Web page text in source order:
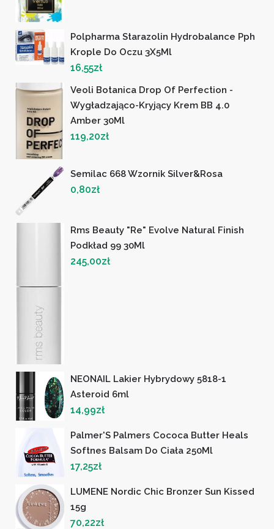
Polpharma Starazolin Hydrobalance Pph
Krople Do Oczu 3X5Ml
16,55zł
Veoli Botanica Drop Of Perfection -
Wygładzająco-Kryjący Krem BB 4.0
Amber 30Ml
119,20zł
Semilac 668 Wzornik Silver&Rosa
0,80zł
Rms Beauty "Re" Evolve Natural Finish
Podkład 99 30Ml
245,00zł
NEONAIL Lakier Hybrydowy 5818-1
Asteroid 6ml
14,99zł
Palmer'S Palmers Cococa Butter Heals
Softnes Balsam Do Ciała 250Ml
17,25zł
LUMENE Nordic Chic Bronzer Sun Kissed
15g
70,22zł